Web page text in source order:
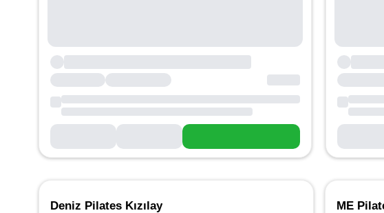
Deniz Pilates Kızılay ME